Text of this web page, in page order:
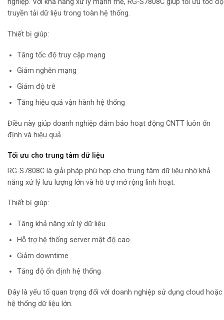
nghiệp. Với khả năng xử lý mạnh mẽ, RG-S7808C giúp tối ưu tốc độ
truyền tải dữ liệu trong toàn hệ thống.
Thiết bị giúp:
Tăng tốc độ truy cập mạng
Giảm nghẽn mạng
Giảm độ trễ
Tăng hiệu quả vận hành hệ thống
Điều này giúp doanh nghiệp đảm bảo hoạt động CNTT luôn ổn
định và hiệu quả.
Tối ưu cho trung tâm dữ liệu
RG-S7808C là giải pháp phù hợp cho trung tâm dữ liệu nhờ khả
năng xử lý lưu lượng lớn và hỗ trợ mở rộng linh hoạt.
Thiết bị giúp:
Tăng khả năng xử lý dữ liệu
Hỗ trợ hệ thống server mật độ cao
Giảm downtime
Tăng độ ổn định hệ thống
Đây là yếu tố quan trọng đối với doanh nghiệp sử dụng cloud hoặc
hệ thống dữ liệu lớn.